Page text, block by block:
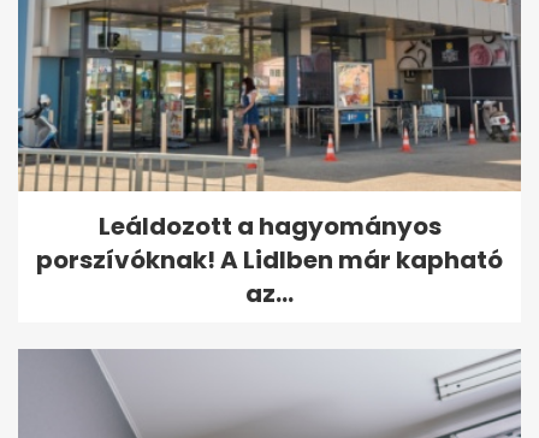
Leáldozott a hagyományos
porszívóknak! A Lidlben már kapható
az...